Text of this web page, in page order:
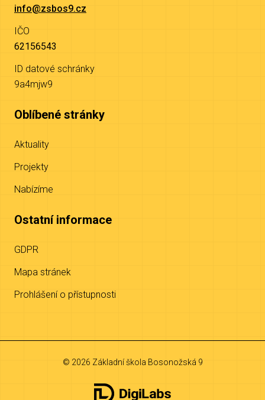
info@zsbos9.cz
IČO
62156543
ID datové schránky
9a4mjw9
Oblíbené stránky
Aktuality
Projekty
Nabízíme
Ostatní informace
GDPR
Mapa stránek
Prohlášení o přístupnosti
© 2026 Základní škola Bosonožská 9